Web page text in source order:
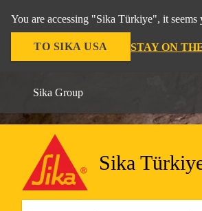
You are accessing "Sika Türkiye", it
TO SIKA USA STAY ON
Sika Group
Sika